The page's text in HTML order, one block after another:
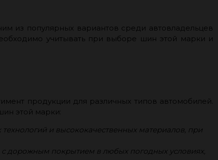
из популярных вариантов среди автовладельцев
учитывать при выборе шин этой марки и
продукции для различных типов автомобилей.
этой марки:
и высококачественных материалов, при
дорожным покрытием в любых погодных условиях,